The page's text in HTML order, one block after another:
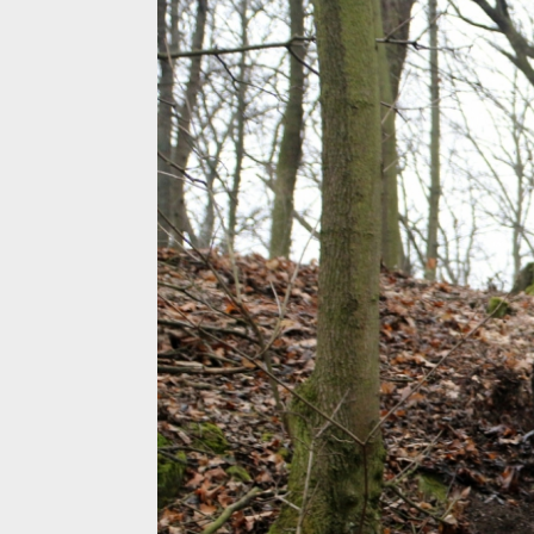
Test: Renthal Push On gripy - lock-on na nich